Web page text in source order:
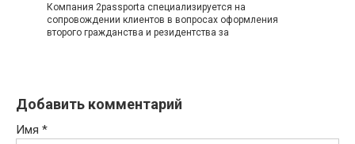
Компания 2passporta специализируется на
сопровождении клиентов в вопросах оформления
второго гражданства и резидентства за
Добавить комментарий
Имя *